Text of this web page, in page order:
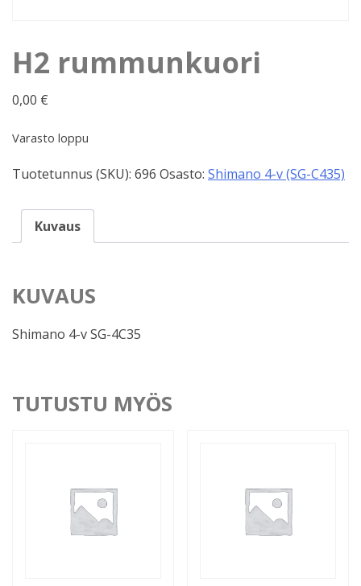
H2 rummunkuori
0,00 €
Varasto loppu
Tuotetunnus (SKU): 696 Osasto: Shimano 4-v (SG-C435)
Kuvaus
KUVAUS
Shimano 4-v SG-4C35
TUTUSTU MYÖS